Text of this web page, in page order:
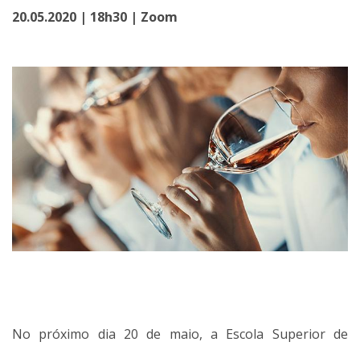
20.05.2020 | 18h30 | Zoom
No próximo dia 20 de maio, a Escola Superior de